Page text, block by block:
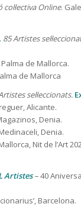
col·lectiva Online.
85 Artistes
Palma de Mallorca.
de Mallorca
sel·leccionats.
Alicante.
Denia.
Denia.
Nit de l’Art
Artistes–40
Barcelona.